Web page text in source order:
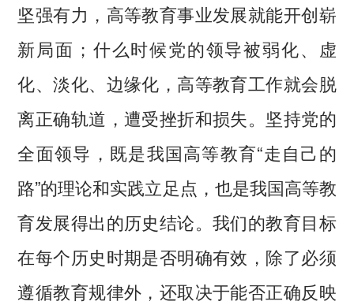
坚强有力，高等教育事业发展就能开创崭
新局面；什么时候党的领导被弱化、虚
化、淡化、边缘化，高等教育工作就会脱
离正确轨道，遭受挫折和损失。坚持党的
全面领导，既是我国高等教育“走自己的
路”的理论和实践立足点，也是我国高等教
育发展得出的历史结论。我们的教育目标
在每个历史时期是否明确有效，除了必须
遵循教育规律外，还取决于能否正确反映